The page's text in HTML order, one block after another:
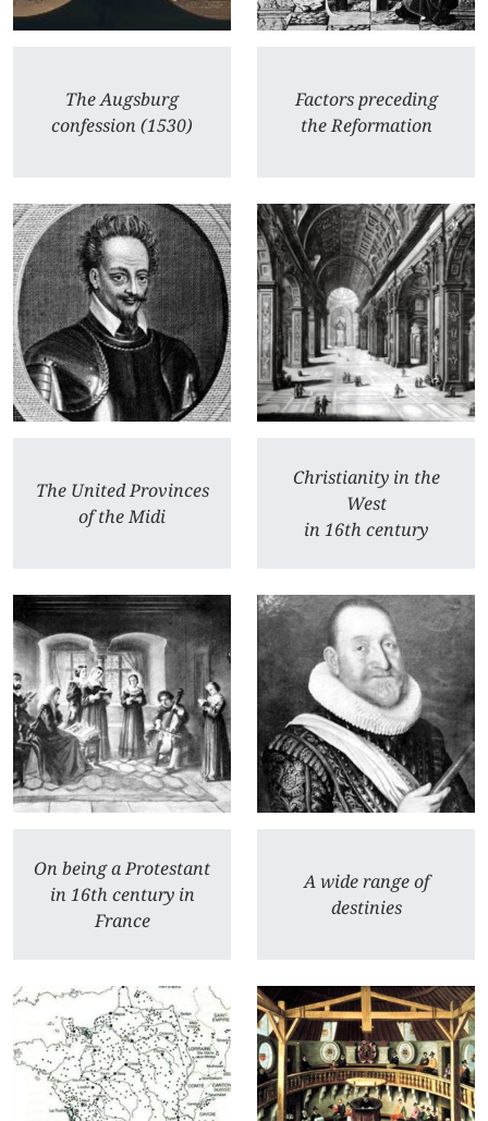
The Augsburg
confession (1530)
Factors preceding
the Reformation
The United Provinces
of the Midi
Christianity in the
West
in 16th century
On being a Protestant
in 16th century in
France
A wide range of
destinies